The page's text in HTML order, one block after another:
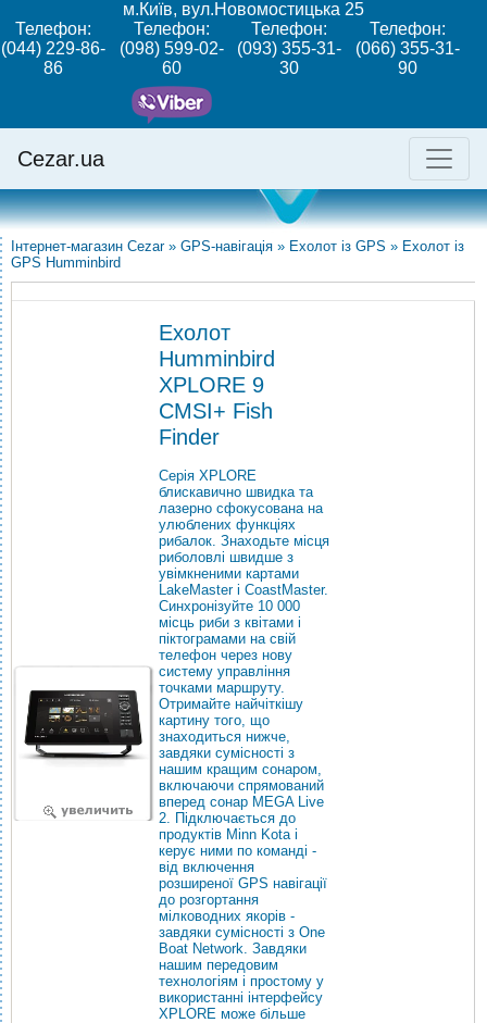
м.Київ, вул.Новомостицька 25
Телефон:
(044) 229-86-
86
Телефон:
(098) 599-02-
60
Телефон:
(093) 355-31-
30
Телефон:
(066) 355-31-
90
Cezar.ua
Інтернет-магазин Cezar » GPS-навігація » Ехолот із GPS » Ехолот із
GPS Humminbird
Ехолот
Humminbird
XPLORE 9
CMSI+ Fish
Finder
Серія XPLORE
блискавично швидка та
лазерно сфокусована на
улюблених функціях
рибалок. Знаходьте місця
риболовлі швидше з
увімкненими картами
LakeMaster і CoastMaster.
Синхронізуйте 10 000
місць риби з квітами і
піктограмами на свій
телефон через нову
систему управління
точками маршруту.
Отримайте найчіткішу
картину того, що
знаходиться нижче,
завдяки сумісності з
нашим кращим сонаром,
включаючи спрямований
вперед сонар MEGA Live
2. Підключається до
продуктів Minn Kota і
керує ними по команді -
від включення
розширеної GPS навігації
до розгортання
мілководних якорів -
завдяки сумісності з One
Boat Network. Завдяки
нашим передовим
технологіям і простому у
використанні інтерфейсу
XPLORE може більше